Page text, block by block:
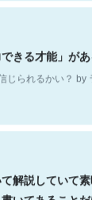
きる才能」があ
じられるかい？ by
て解説していて
いてあること